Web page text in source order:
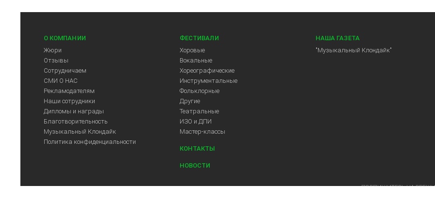
О КОМПАНИИ
Жюри
Отзывы
Сотрудничаем
СМИ О НАС
Рекламодателям
Наши сотрудники
Дипломы и награды
Благотворительность
Музыкальный Клондайк
Политика конфиденциальности
ФЕСТИВАЛИ
Хоровые
Вокальные
Хореографические
Инструментальные
Фольклорные
Другие
Театральные
ИЗО и ДПИ
Мастер-классы
КОНТАКТЫ
НОВОСТИ
НАША ГАЗЕТА
"Музыкальный Клондайк"
ПОДПИШИТЕСЬ НА